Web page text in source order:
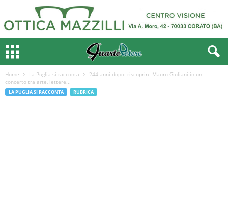
Home La Puglia si racconta
244 anni dopo: riscoprire Mauro Giuliani in un
concerto tra arte, lettere...
LA PUGLIA SI RACCONTA RUBRICA